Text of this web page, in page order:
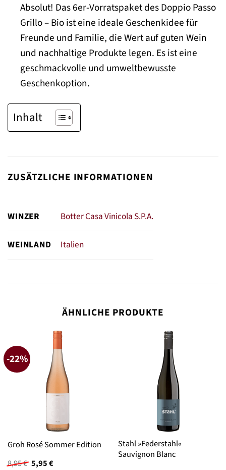
Absolut! Das 6er-Vorratspaket des Doppio Passo
Grillo – Bio ist eine ideale Geschenkidee für
Freunde und Familie, die Wert auf guten Wein
und nachhaltige Produkte legen. Es ist eine
geschmackvolle und umweltbewusste
Geschenkoption.
Inhalt
ZUSÄTZLICHE INFORMATIONEN
WINZER Botter Casa Vinicola S.P.A.
WEINLAND Italien
ÄHNLICHE PRODUKTE
-22%
Groh Rosé Sommer Edition
8,95€ Ursprünglicher
5,95€Aktueller
Stahl »Federstahl«
Sauvignon Blanc